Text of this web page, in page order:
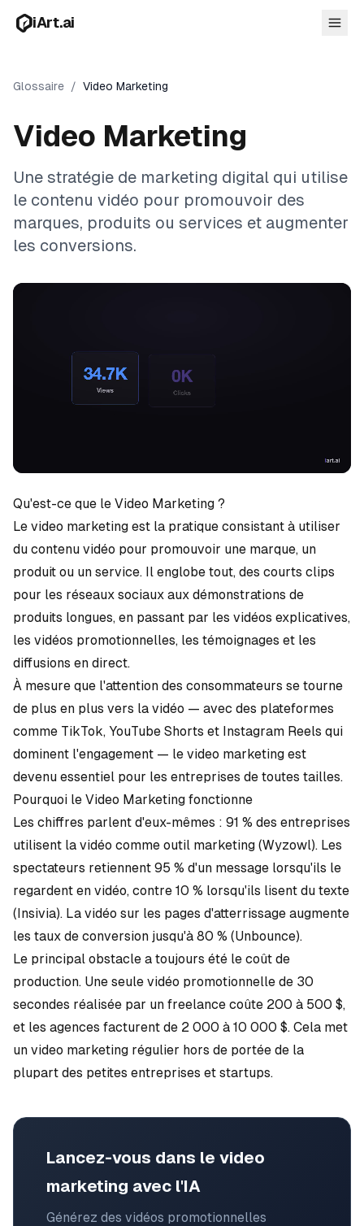
iArt.ai
Se connecter
Commencer gratuitement
Glossaire / Video Marketing
Video Marketing
Une stratégie de marketing digital qui utilise
le contenu vidéo pour promouvoir des
marques, produits ou services et augmenter
les conversions.
Qu'est-ce que le Video Marketing ?
Le video marketing est la pratique consistant à utiliser
du contenu vidéo pour promouvoir une marque, un
produit ou un service. Il englobe tout, des courts clips
pour les réseaux sociaux aux démonstrations de
produits longues, en passant par les vidéos explicatives,
les vidéos promotionnelles, les témoignages et les
diffusions en direct.
À mesure que l'attention des consommateurs se tourne
de plus en plus vers la vidéo — avec des plateformes
comme TikTok, YouTube Shorts et Instagram Reels qui
dominent l'engagement — le video marketing est
devenu essentiel pour les entreprises de toutes tailles.
Pourquoi le Video Marketing fonctionne
Les chiffres parlent d'eux-mêmes : 91 % des entreprises
utilisent la vidéo comme outil marketing (Wyzowl). Les
spectateurs retiennent 95 % d'un message lorsqu'ils le
regardent en vidéo, contre 10 % lorsqu'ils lisent du texte
(Insivia). La vidéo sur les pages d'atterrissage augmente
les taux de conversion jusqu'à 80 % (Unbounce).
Le principal obstacle a toujours été le coût de
production. Une seule vidéo promotionnelle de 30
secondes réalisée par un freelance coûte 200 à 500 $,
et les agences facturent de 2 000 à 10 000 $. Cela met
un video marketing régulier hors de portée de la
plupart des petites entreprises et startups.
Lancez-vous dans le video
marketing avec l'IA
Générez des vidéos promotionnelles